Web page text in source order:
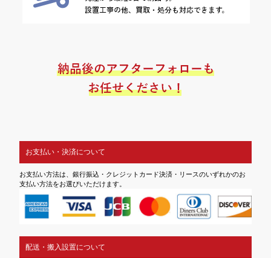
お支払い・決済について
お支払い方法は、銀行振込・クレジットカード決済・リースのいずれかのお
支払い方法をお選びいただけます。
配送・搬入設置について